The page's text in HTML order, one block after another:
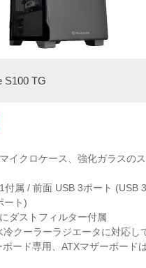
S100 TG
イクロケース、強化ガラスの
付属 / 前面 USB 3ポート (USB
ート)
ダストフィルター付属
冷クーラーラジエータに対応し
ード専用、ATXマザーボード